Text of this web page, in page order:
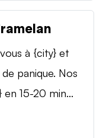
à {city} et
panique. Nos
15-20 min...